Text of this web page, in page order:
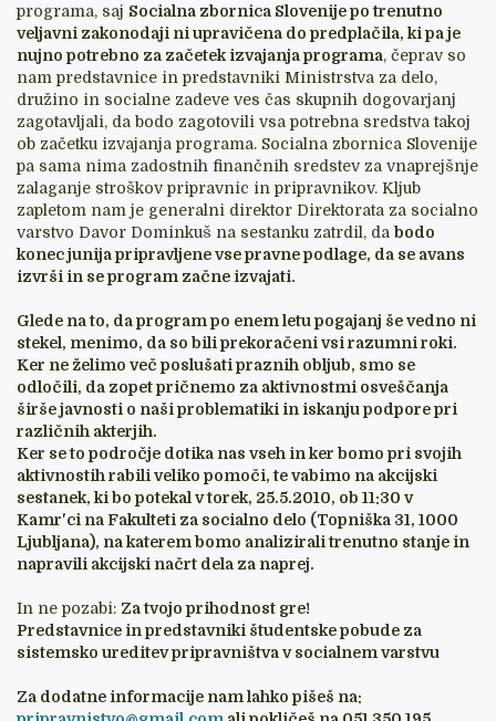
programa, saj Socialna zbornica Slovenije po trenutno
veljavni zakonodaji ni upravičena do predplačila, ki pa je
nujno potrebno za začetek izvajanja programa, čeprav so
nam predstavnice in predstavniki Ministrstva za delo,
družino in socialne zadeve ves čas skupnih dogovarjanj
zagotavljali, da bodo zagotovili vsa potrebna sredstva takoj
ob začetku izvajanja programa. Socialna zbornica Slovenije
pa sama nima zadostnih finančnih sredstev za vnaprejšnje
zalaganje stroškov pripravnic in pripravnikov. Kljub
zapletom nam je generalni direktor Direktorata za socialno
varstvo Davor Dominkuš na sestanku zatrdil, da bodo
konec junija pripravljene vse pravne podlage, da se avans
izvrši in se program začne izvajati.
Glede na to, da program po enem letu pogajanj še vedno ni
stekel, menimo, da so bili prekoračeni vsi razumni roki.
Ker ne želimo več poslušati praznih obljub, smo se
odločili, da zopet pričnemo za aktivnostmi osveščanja
širše javnosti o naši problematiki in iskanju podpore pri
različnih akterjih.
Ker se to področje dotika nas vseh in ker bomo pri svojih
aktivnostih rabili veliko pomoči, te vabimo na akcijski
sestanek, ki bo potekal v torek, 25.5.2010, ob 11:30 v
Kamr'ci na Fakulteti za socialno delo (Topniška 31, 1000
Ljubljana), na katerem bomo analizirali trenutno stanje in
napravili akcijski načrt dela za naprej.
In ne pozabi: Za tvojo prihodnost gre!
Predstavnice in predstavniki študentske pobude za
sistemsko ureditev pripravništva v socialnem varstvu
Za dodatne informacije nam lahko pišeš na: